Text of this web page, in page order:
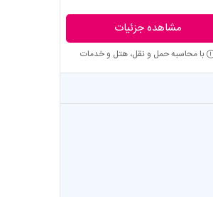
مشاهده جزئیات
با محاسبه حمل و نقل، هتل و خدمات